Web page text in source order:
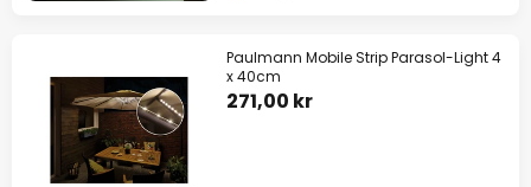
Paulmann Mobile Strip Parasol-Light 4
x 40cm
271,00 kr